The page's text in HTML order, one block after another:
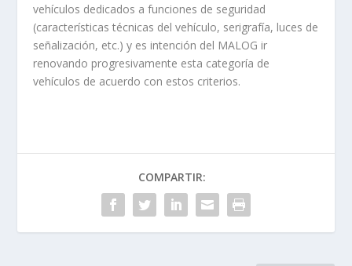
vehículos dedicados a funciones de seguridad
(características técnicas del vehículo, serigrafía, luces de
señalización, etc.) y es intención del MALOG ir
renovando progresivamente esta categoría de
vehículos de acuerdo con estos criterios.
COMPARTIR: